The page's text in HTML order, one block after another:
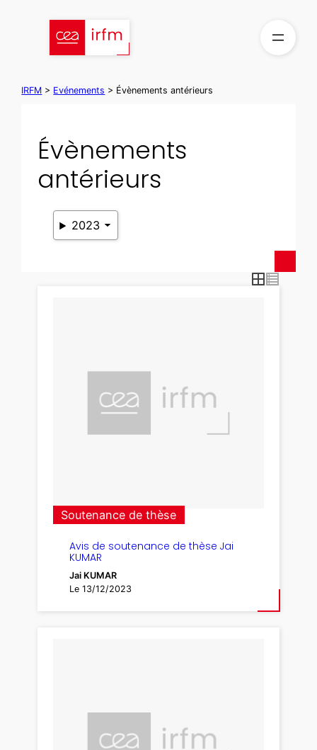
IRFM > Evénements > Évènements antérieurs
Évènements
antérieurs
2023
Soutenance de thèse
Avis de soutenance de thèse Jai
KUMAR
Jai KUMAR
Le 13/12/2023